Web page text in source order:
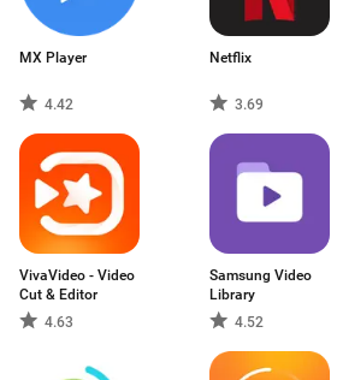
MX Player
4.42
Netflix
3.69
VivaVideo - Video
Cut & Editor
4.63
Samsung Video
Library
4.52